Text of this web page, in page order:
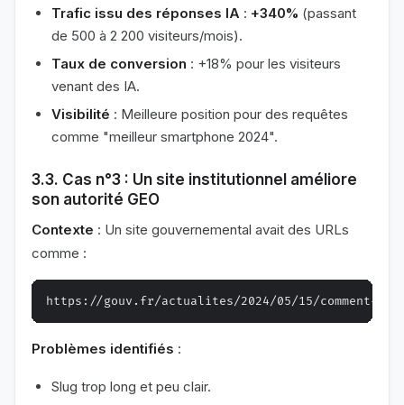
Trafic issu des réponses IA : +340% (passant
de 500 à 2 200 visiteurs/mois).
Taux de conversion : +18% pour les visiteurs
venant des IA.
Visibilité : Meilleure position pour des requêtes
comme "meilleur smartphone 2024".
3.3. Cas n°3 : Un site institutionnel améliore
son autorité GEO
Contexte : Un site gouvernemental avait des URLs
comme :
Problèmes identifiés :
Slug trop long et peu clair.